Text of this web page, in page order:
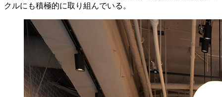
クルにも積極的に取り組んでいる。